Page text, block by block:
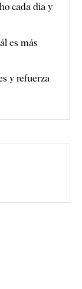
cada día y
es más
y refuerza